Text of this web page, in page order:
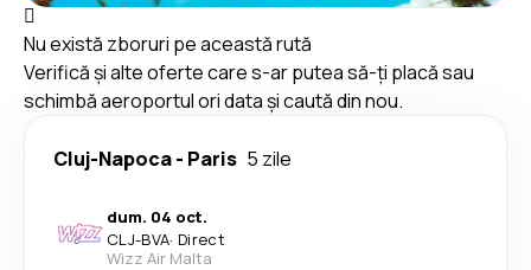
Nu există zboruri pe această rută
Verifică și alte oferte care s-ar putea să-ți placă sau
schimbă aeroportul ori data și caută din nou.
Cluj-Napoca- Paris 5 zile
dum. 04 oct.
CLJ-BVA· Direct
Wizz Air Malta